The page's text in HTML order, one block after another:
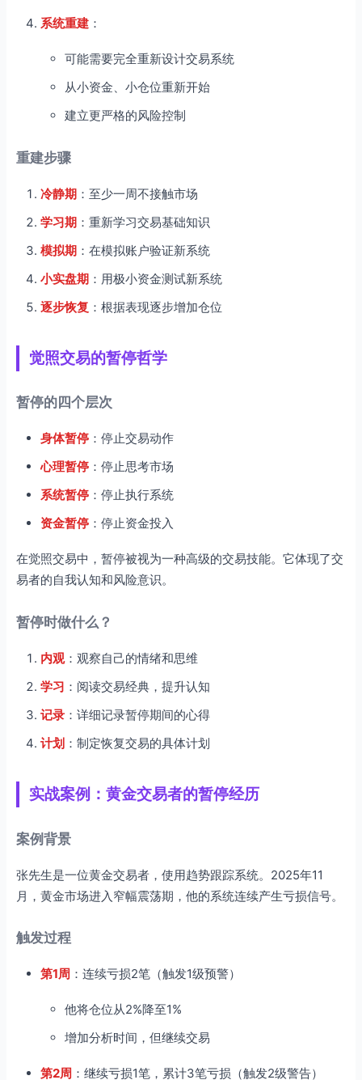
系统重建 ：
可能需要完全重新设计交易系统
从小资金、小仓位重新开始
建立更严格的风险控制
重建步骤
冷静期 ：至少一周不接触市场
学习期 ：重新学习交易基础知识
模拟期 ：在模拟账户验证新系统
小实盘期 ：用极小资金测试新系统
逐步恢复 ：根据表现逐步增加仓位
觉照交易的暂停哲学
暂停的四个层次
身体暂停 ：停止交易动作
心理暂停 ：停止思考市场
系统暂停 ：停止执行系统
资金暂停 ：停止资金投入
在觉照交易中，暂停被视为一种高级的交易技能。它体现了交
易者的自我认知和风险意识。
暂停时做什么？
内观：观察自己的情绪和思维
学习 ：阅读交易经典，提升认知
记录 ：详细记录暂停期间的心得
计划 ：制定恢复交易的具体计划
实战案例：黄金交易者的暂停经历
案例背景
张先生是一位黄金交易者，使用趋势跟踪系统。2025年11
月，黄金市场进入窄幅震荡期，他的系统连续产生亏损信号。
触发过程
第1周 ：连续亏损2笔（触发1级预警）
他将仓位从2%降至1%
增加分析时间，但继续交易
第2周 ：继续亏损1笔，累计3笔亏损（触发2级警告）